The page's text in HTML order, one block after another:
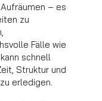
– es
zu
Fälle wie
schnell
Struktur und
erledigen.